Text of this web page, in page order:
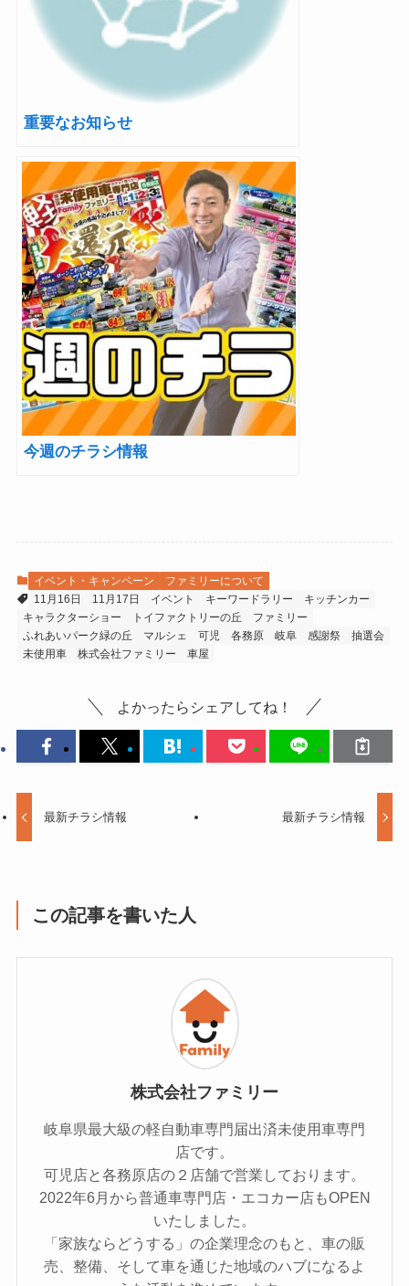
重要なお知らせ
今週のチラシ情報
イベント・キャンペーン
ファミリーについて
11月16日
11月17日 イベント キーワードラリー
キッチンカー
キャラクターショー
トイファクトリーの丘
ファミリー
ふれあいパーク緑の丘
マルシェ 可児 各務原 岐阜 感謝祭
抽選会
未使用車
株式会社ファミリー 車屋
よかったらシェアしてね！
最新チラシ情報 最新チラシ情報
この記事を書いた人
株式会社ファミリー
岐阜県最大級の軽自動車専門届出済未使用車専門
店です。
可児店と各務原店の２店舗で営業しております。
2022年6月から普通車専門店・エコカー店もOPEN
いたしました。
「家族ならどうする」の企業理念のもと、車の販
売、整備、そして車を通じた地域のハブになるよ